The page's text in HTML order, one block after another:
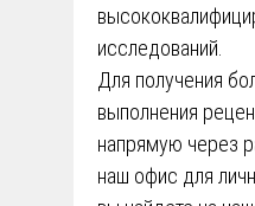
исследований.
Для получения
выполнения
напрямую через
наш офис для